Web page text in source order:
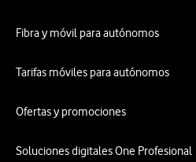
Fibra y móvil para autónomos
Tarifas móviles para autónomos
Ofertas y promociones
Soluciones digitales One Profesional